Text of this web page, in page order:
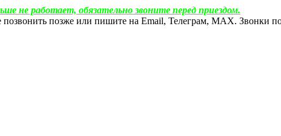
не работает, обязательно звоните перед приездом.
позвонить позже или пишите на Email, Телеграм, МАХ. Звонки